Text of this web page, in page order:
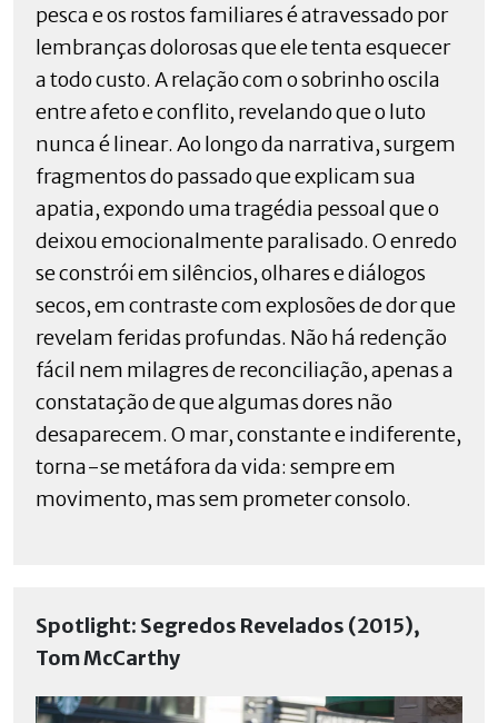
pesca e os rostos familiares é atravessado por
lembranças dolorosas que ele tenta esquecer
a todo custo. A relação com o sobrinho oscila
entre afeto e conflito, revelando que o luto
nunca é linear. Ao longo da narrativa, surgem
fragmentos do passado que explicam sua
apatia, expondo uma tragédia pessoal que o
deixou emocionalmente paralisado. O enredo
se constrói em silêncios, olhares e diálogos
secos, em contraste com explosões de dor que
revelam feridas profundas. Não há redenção
fácil nem milagres de reconciliação, apenas a
constatação de que algumas dores não
desaparecem. O mar, constante e indiferente,
torna-se metáfora da vida: sempre em
movimento, mas sem prometer consolo.
Spotlight: Segredos Revelados (2015),
Tom McCarthy